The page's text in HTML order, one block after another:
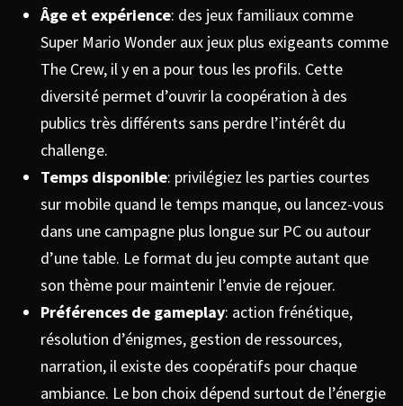
Âge et expérience: des jeux familiaux comme
Super Mario Wonder aux jeux plus exigeants comme
The Crew, il y en a pour tous les profils. Cette
diversité permet d’ouvrir la coopération à des
publics très différents sans perdre l’intérêt du
challenge.
Temps disponible: privilégiez les parties courtes
sur mobile quand le temps manque, ou lancez-vous
dans une campagne plus longue sur PC ou autour
d’une table. Le format du jeu compte autant que
son thème pour maintenir l’envie de rejouer.
Préférences de gameplay: action frénétique,
résolution d’énigmes, gestion de ressources,
narration, il existe des coopératifs pour chaque
ambiance. Le bon choix dépend surtout de l’énergie